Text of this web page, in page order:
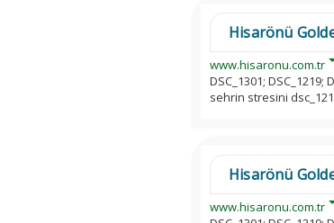
Hisarönü
www.hisaronu.com.tr
DSC_1301; DSC_1219;
sehrin stresini
Hisarönü
www.hisaronu.com.tr